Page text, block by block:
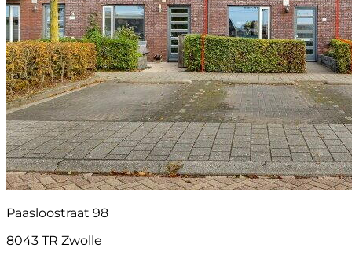
Paasloostraat 98
8043 TR Zwolle